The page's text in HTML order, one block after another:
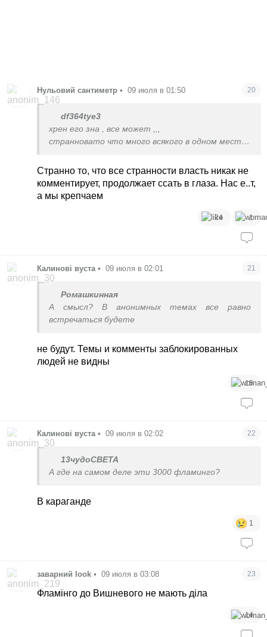
Нульовий сантиметр • 09 июля в 01:50 20
df364tye3
хрен его зна , все может ,,,
странновато что много всякого в одном месте ,
на марафоне как раз с очередным экспертом ,,,
централизованно , один большой склад , завод ,,,
Странно то, что все странности власть никак не
комментирует, продолжает ссать в глаза. Нас е..т,
а мы крепчаем
24 1
Калинові вуста • 09 июля в 02:01 21
Ромашкинная
А смысл? В анонимных темах все равно
встречаться будете
не будут. Темы и комменты заблокированных
людей не видны
15
Калинові вуста • 09 июля в 02:02 22
13чудоСВЕТА
А где на самом деле эти 3000 фламинго?
В караганде
1
заварний look • 09 июля в 03:08 23
Фламінго до Вишневого не мають діла
14